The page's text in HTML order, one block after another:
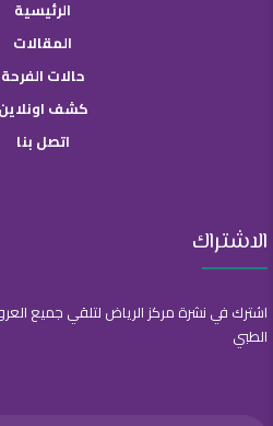
الرئيسية
المقالات
حالات الفرحة
كشف اونلاين
اتصل بنا
الاشتراك
اشترك في نشرة مركز الرياض لتلقي جميع
الطبي